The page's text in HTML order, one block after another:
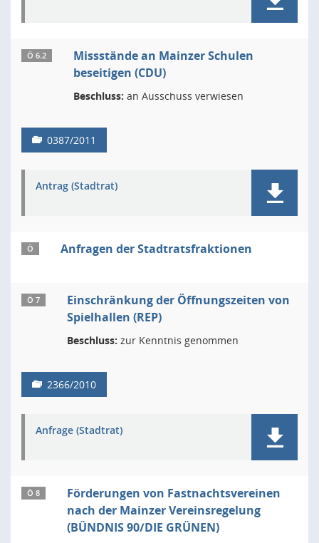
Ö 6.2
Missstände an Mainzer Schulen
beseitigen (CDU)
Beschluss: an Ausschuss verwiesen
0387/2011
Antrag (Stadtrat)
Ö Anfragen der Stadtratsfraktionen
Ö 7
Einschränkung der Öffnungszeiten von
Spielhallen (REP)
Beschluss: zur Kenntnis genommen
2366/2010
Anfrage (Stadtrat)
Ö 8
Förderungen von Fastnachtsvereinen
nach der Mainzer Vereinsregelung
(BÜNDNIS 90/DIE GRÜNEN)